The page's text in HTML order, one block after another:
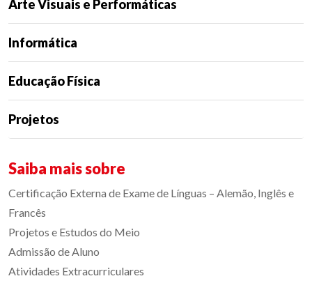
Arte Visuais e Performáticas
Informática
Educação Física
Projetos
Saiba mais sobre
Certificação Externa de Exame de Línguas – Alemão, Inglês e
Francês
Projetos e Estudos do Meio
Admissão de Aluno
Atividades Extracurriculares